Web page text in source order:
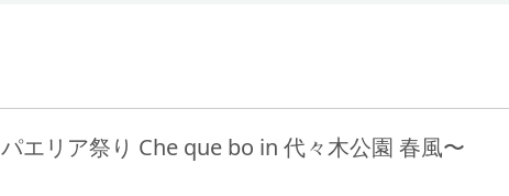
パエリア祭り Che que bo in 代々木公園 春風〜